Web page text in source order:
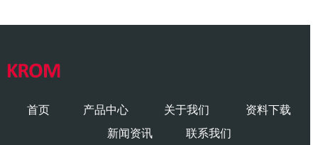
首页 产品中心 关于我们
资料下载
新闻资讯
联系我们